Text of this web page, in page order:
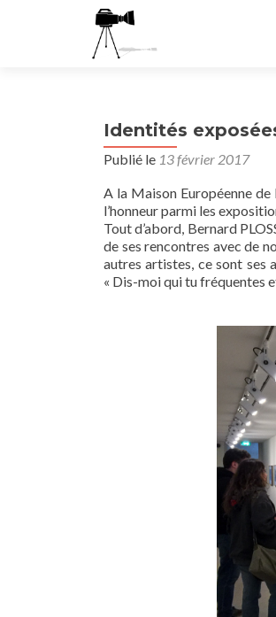
Identités
Publié le 13 février 2017
A la Maison Européenne de
l’honneur parmi les
Tout d’abord, Bernard
de ses rencontres avec de
autres artistes, ce sont ses
« Dis-moi qui tu fréquentes